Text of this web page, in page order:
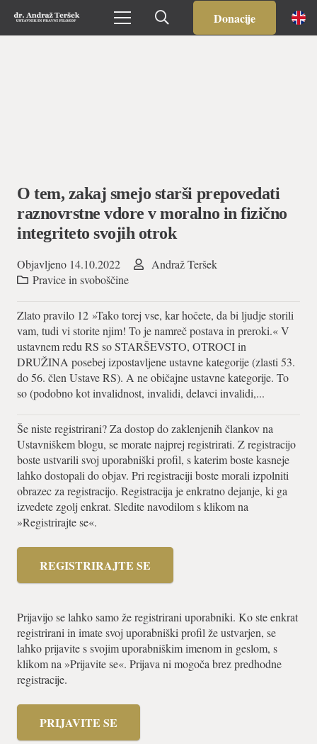
Donacije
O tem, zakaj smejo starši prepovedati
raznovrstne vdore v moralno in fizično
integriteto svojih otrok
Objavljeno 14.10.2022
Andraž Teršek
Pravice in svoboščine
Zlato pravilo 12 »Tako torej vse, kar hočete, da bi ljudje storili
vam, tudi vi storite njim! To je namreč postava in preroki.« V
ustavnem redu RS so STARŠEVSTO, OTROCI in
DRUŽINA posebej izpostavljene ustavne kategorije (zlasti 53.
do 56. člen Ustave RS). A ne običajne ustavne kategorije. To
so (podobno kot invalidnost, invalidi, delavci invalidi,...
Še niste registrirani? Za dostop do zaklenjenih člankov na
Ustavniškem blogu, se morate najprej registrirati. Z registracijo
boste ustvarili svoj uporabniški profil, s katerim boste kasneje
lahko dostopali do objav. Pri registraciji boste morali izpolniti
obrazec za registracijo. Registracija je enkratno dejanje, ki ga
izvedete zgolj enkrat. Sledite navodilom s klikom na
»Registrirajte se«.
REGISTRIRAJTE SE
Prijavijo se lahko samo že registrirani uporabniki. Ko ste enkrat
registrirani in imate svoj uporabniški profil že ustvarjen, se
lahko prijavite s svojim uporabniškim imenom in geslom, s
klikom na »Prijavite se«. Prijava ni mogoča brez predhodne
registracije.
PRIJAVITE SE